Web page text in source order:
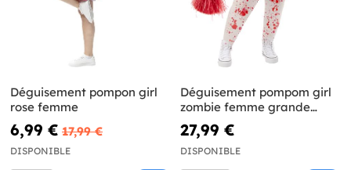
Déguisement pompon girl
rose femme
6,99 € 17,99 €
DISPONIBLE
Déguisement pompom girl
zombie femme grande
taille
27,99 €
DISPONIBLE